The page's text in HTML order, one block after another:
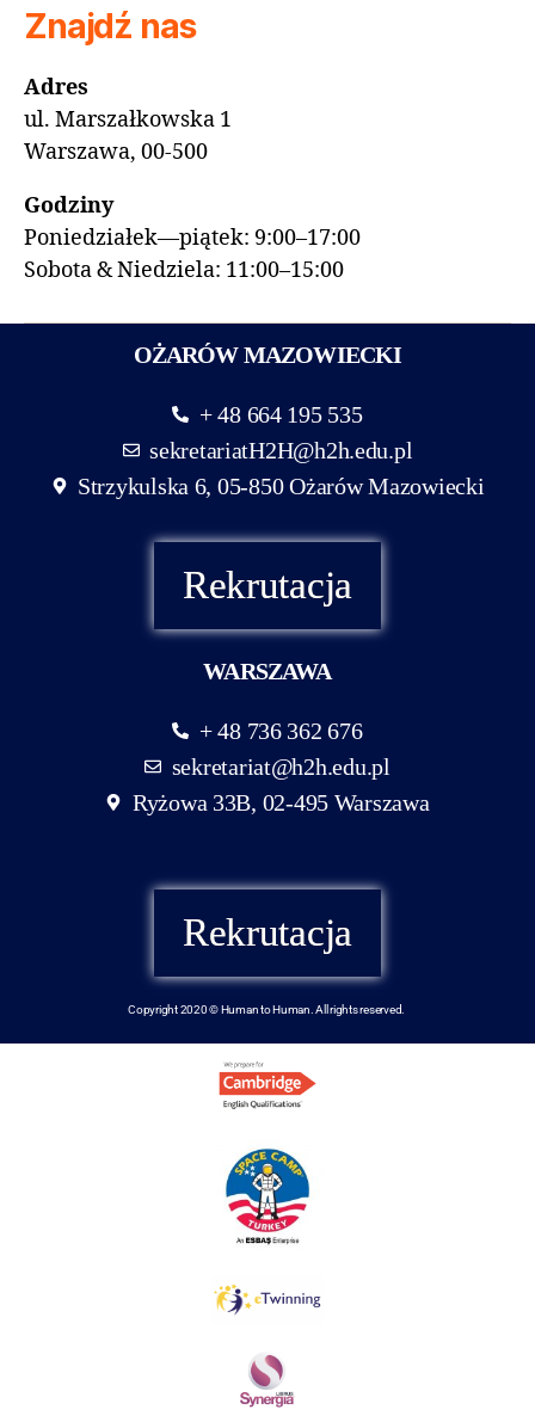
Znajdź nas
Adres
ul. Marszałkowska 1
Warszawa, 00-500
Godziny
Poniedziałek—piątek: 9:00–17:00
Sobota & Niedziela: 11:00–15:00
OŻARÓW MAZOWIECKI
+ 48 664 195 535
sekretariatH2H@h2h.edu.pl
Strzykulska 6, 05-850 Ożarów Mazowiecki
Rekrutacja
WARSZAWA
+ 48 736 362 676
sekretariat@h2h.edu.pl
Ryżowa 33B, 02-495 Warszawa
Rekrutacja
Copyright 2020 © Human to Human. All rights reserved.